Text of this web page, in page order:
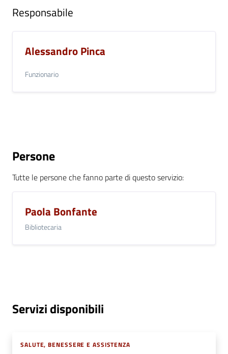
Responsabile
Alessandro Pinca
Funzionario
Persone
Tutte le persone che fanno parte di questo servizio:
Paola Bonfante
Bibliotecaria
Servizi disponibili
SALUTE, BENESSERE E ASSISTENZA